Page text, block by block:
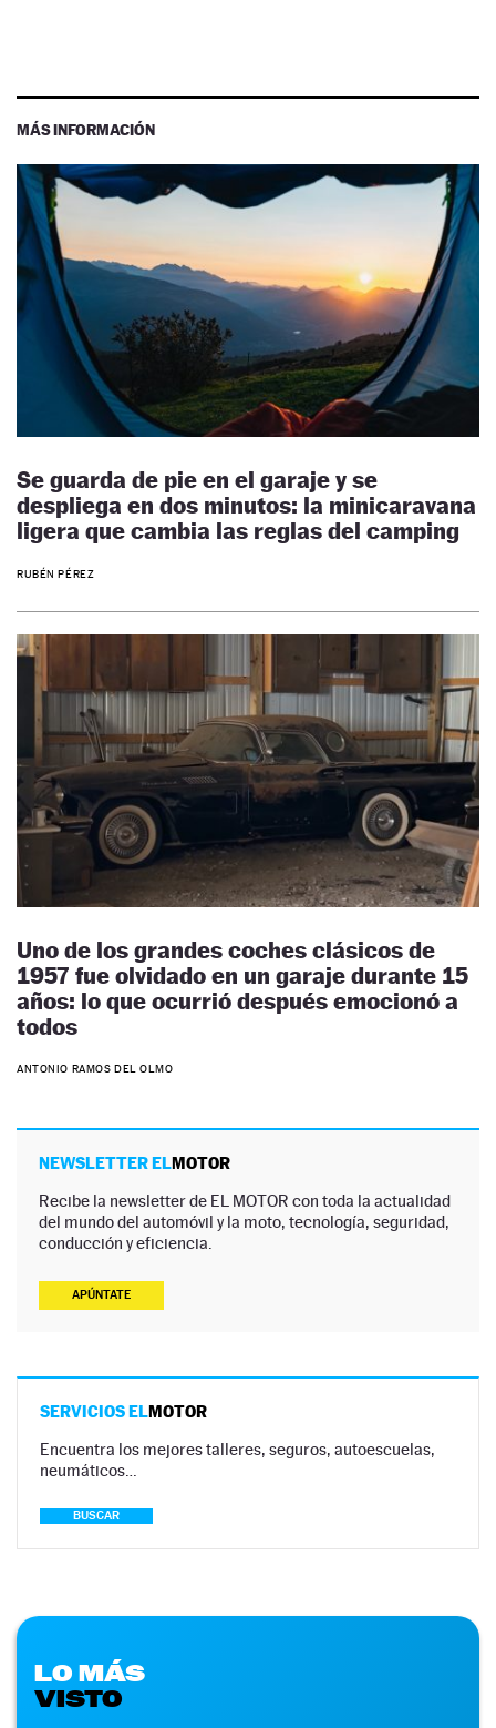
MÁS INFORMACIÓN
Se guarda de pie en el garaje y se
despliega en dos minutos: la minicaravana
ligera que cambia las reglas del camping
RUBÉN PÉREZ
Uno de los grandes coches clásicos de
1957 fue olvidado en un garaje durante 15
años: lo que ocurrió después emocionó a
todos
ANTONIO RAMOS DEL OLMO
NEWSLETTER ELMOTOR
Recibe la newsletter de EL MOTOR con toda la actualidad
del mundo del automóvil y la moto, tecnología, seguridad,
conducción y eficiencia.
APÚNTATE
SERVICIOS ELMOTOR
Encuentra los mejores talleres, seguros, autoescuelas,
neumáticos…
BUSCAR
LO MÁS
VISTO